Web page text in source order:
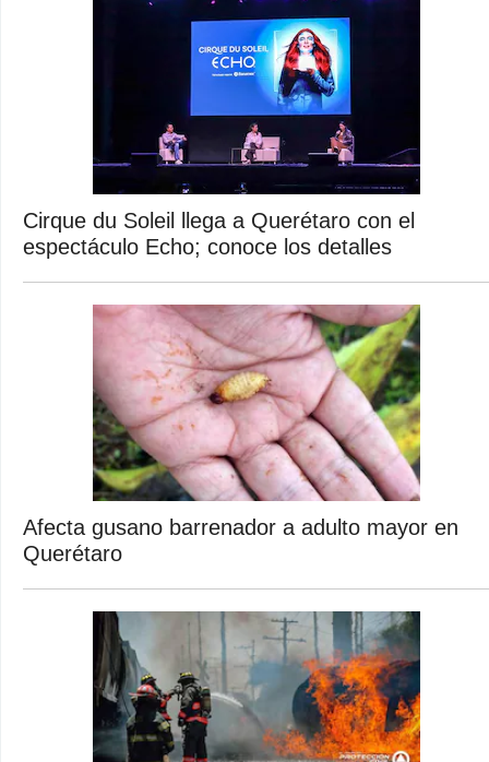
Cirque du Soleil llega a Querétaro con el
espectáculo Echo; conoce los detalles
Afecta gusano barrenador a adulto mayor en
Querétaro